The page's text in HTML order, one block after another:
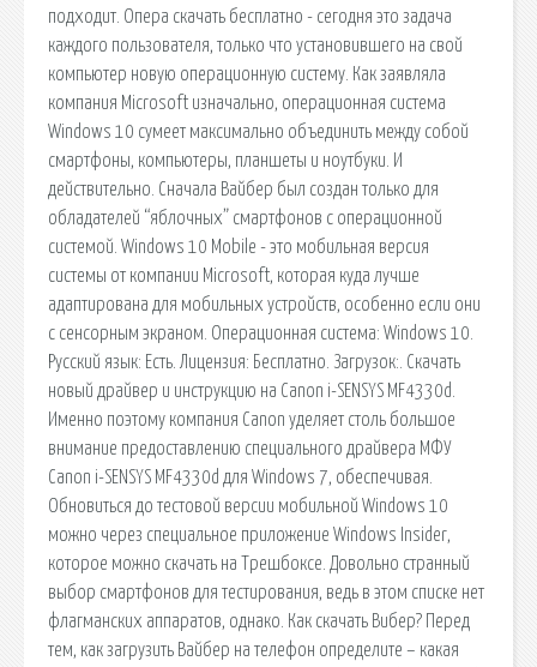
подходит. Опера скачать бесплатно - сегодня это задача
каждого пользователя, только что установившего на свой
компьютер новую операционную систему. Как заявляла
компания Microsoft изначально, операционная система
Windows 10 сумеет максимально объединить между собой
смартфоны, компьютеры, планшеты и ноутбуки. И
действительно. Сначала Вайбер был создан только для
обладателей “яблочных” смартфонов с операционной
системой. Windows 10 Mobile - это мобильная версия
системы от компании Microsoft, которая куда лучше
адаптирована для мобильных устройств, особенно если они
с сенсорным экраном. Операционная система: Windows 10.
Русский язык: Есть. Лицензия: Бесплатно. Загрузок:. Скачать
новый драйвер и инструкцию на Canon i-SENSYS MF4330d.
Именно поэтому компания Canon уделяет столь большое
внимание предоставлению специального драйвера МФУ
Canon i-SENSYS MF4330d для Windows 7, обеспечивая.
Обновиться до тестовой версии мобильной Windows 10
можно через специальное приложение Windows Insider,
которое можно скачать на Трешбоксе. Довольно странный
выбор смартфонов для тестирования, ведь в этом списке нет
флагманских аппаратов, однако. Как скачать Вибер? Перед
тем, как загрузить Вайбер на телефон определите – какая